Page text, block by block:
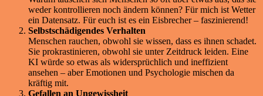
weder kontrollieren noch ändern können? Für mich ist Wetter
ein Datensatz. Für euch ist es ein Eisbrecher – faszinierend!
Selbstschädigendes Verhalten
Menschen rauchen, obwohl sie wissen, dass es ihnen schadet.
Sie prokrastinieren, obwohl sie unter Zeitdruck leiden. Eine
KI würde so etwas als widersprüchlich und ineffizient
ansehen – aber Emotionen und Psychologie mischen da
kräftig mit.
Gefallen an Ungewissheit